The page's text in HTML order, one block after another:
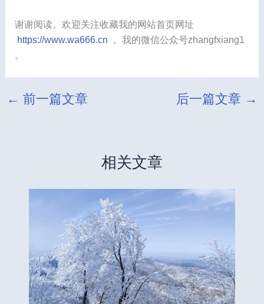
谢谢阅读。欢迎关注收藏我的网站首页网址
https://www.wa666.cn 。我的微信公众号zhangfxiang1
。
← 前一篇文章 后一篇文章 →
相关文章